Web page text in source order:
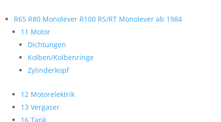
R65 R80 Monolever R100 RS/RT Monolever ab 1984
11 Motor
Dichtungen
Kolben/Kolbenringe
Zylinderkopf
12 Motorelektrik
13 Vergaser
16 Tank